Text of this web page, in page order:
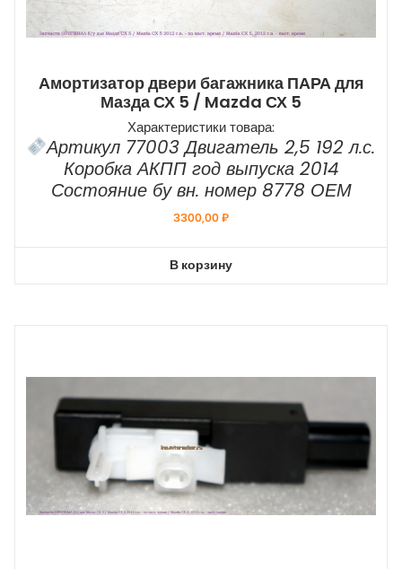
Амортизатор двери багажника ПАРА для
Мазда СХ 5 / Mazda СХ 5
Характеристики товара:
Артикул 77003 Двигатель 2,5 192 л.с.
Коробка АКПП год выпуска 2014
Состояние бу вн. номер 8778 ОЕМ
3300,00₽
В корзину